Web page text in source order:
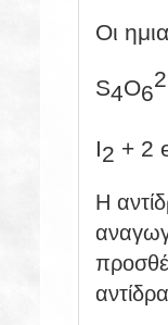
Οι
S4O6
I2 + 2
Η